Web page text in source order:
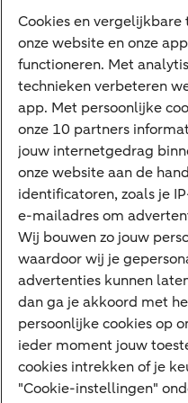
Diensten
VraagHugo
Corporate Finance
Tikkie zakelijk
Cyber Veilig & Zeker
Private Banking
Interessant
Sectoren & trends
Valutacentrum
Alles over PSD2
Business Community
Cookies en
onze website en onze
functioneren. Met
technieken verbeteren
app. Met persoonlijke
onze 10 partners
jouw internetgedrag
onze website aan de
identificatoren, zoals je
e-mailadres om
Wij bouwen zo jouw
waardoor wij je
advertenties kunnen
dan ga je akkoord met
persoonlijke cookies op
ieder moment jouw
cookies intrekken of je
"Cookie-instellingen"